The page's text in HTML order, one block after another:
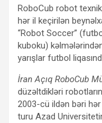
RoboCub robot
hər il keçirilən
“Robot Soccer”
kuboku)
yarışlar futbol
İran Açıq RoboCub
düzəltdikləri
2003-cü ildən bəri hər
turu Azad